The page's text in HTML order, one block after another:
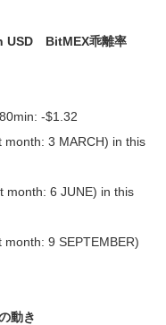
USD BitMEX乖離率
-$1.32
3 MARCH) in this
month: 6 JUNE) in this
9 SEPTEMBER)
動き